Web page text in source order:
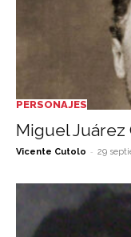
PERSONAJES
Miguel Juárez
Vicente Cutolo - 29